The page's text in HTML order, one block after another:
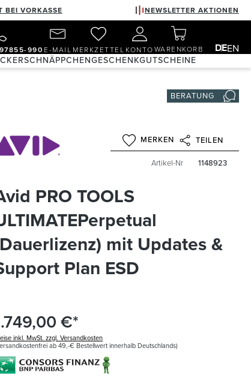
BEI VORKASSE NEWSLETTER AKTIONEN
990 E-MAIL MERKZETTEL KONTOWARENKORB DEEN
SCHNÄPPCHENGESCHENKGUTSCHEINE
BERATUNG
MERKEN TEILEN
Artikel-Nr 1148923
PRO TOOLS
mit Updates &
Plan ESD
€*
inkl. MwSt. zzgl. Versandkosten
ab 49,-€ Bestellwert innerhalb Deutschlands)